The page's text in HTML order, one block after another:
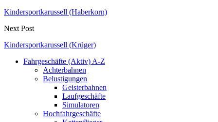
Kindersportkarussell (Haberkorn)
Next Post
Kindersportkarussell (Krüger)
Fahrgeschäfte (Aktiv) A-Z
Achterbahnen
Belustigungen
Geisterbahnen
Laufgeschäfte
Simulatoren
Hochfahrgeschäfte